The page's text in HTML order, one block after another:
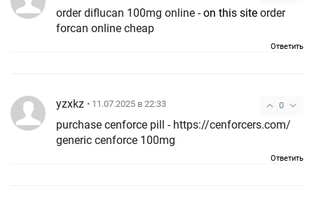
order diflucan 100mg online -on this site order
forcan online cheap
Ответить
0
yzxkz • 11.07.2025 в 22:33
purchase cenforce pill - https://cenforcers.com/
generic cenforce 100mg
Ответить